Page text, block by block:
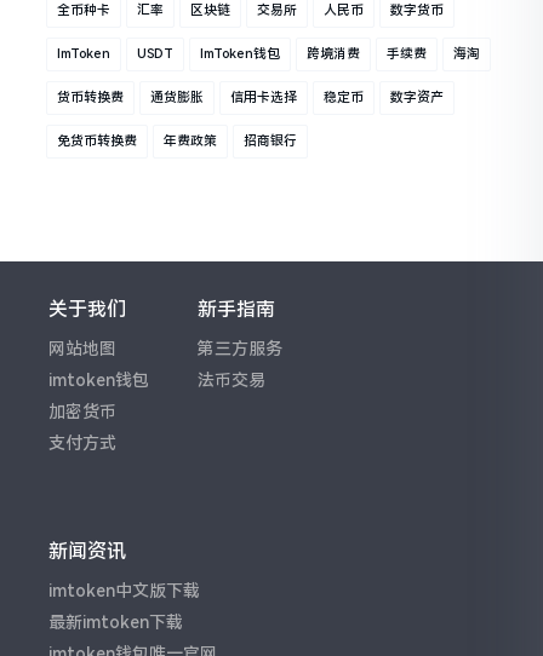
全币种卡 汇率 区块链 交易所 人民币 数字货币
ImToken USDT ImToken钱包 跨境消费 手续费 海淘
货币转换费 通货膨胀 信用卡选择 稳定币 数字资产
免货币转换费 年费政策 招商银行
关于我们
网站地图
imtoken钱包
加密货币
支付方式
新手指南
第三方服务
法币交易
新闻资讯
imtoken中文版下载
最新imtoken下载